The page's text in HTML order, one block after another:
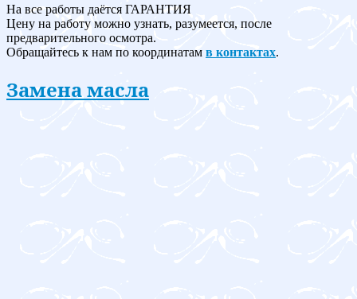
На все работы даётся ГАРАНТИЯ
Цену на работу можно узнать, разумеется, после
предварительного осмотра.
Обращайтесь к нам по координатам в контактах.
Замена масла